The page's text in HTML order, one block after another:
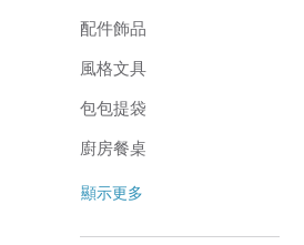
配件飾品
風格文具
包包提袋
廚房餐桌
顯示更多